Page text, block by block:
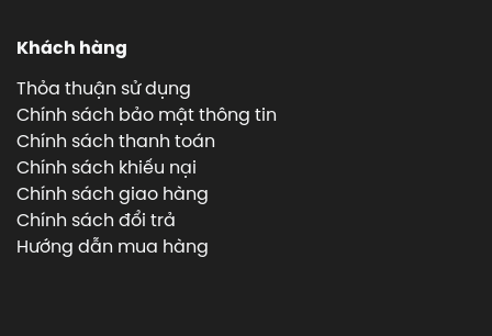
Khách hàng
Thỏa thuận sử dụng
Chính sách bảo mật thông tin
Chính sách thanh toán
Chính sách khiếu nại
Chính sách giao hàng
Chính sách đổi trả
Hướng dẫn mua hàng